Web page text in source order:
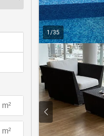
1 /35